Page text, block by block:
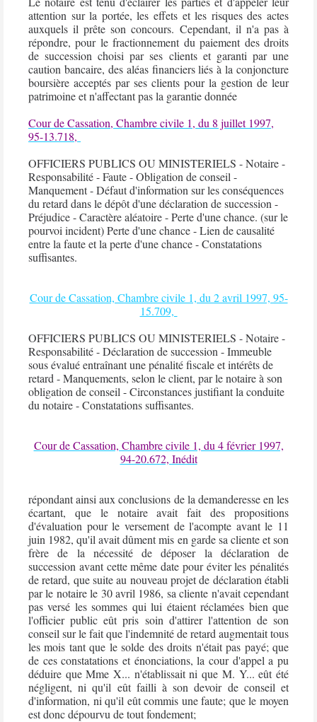
attention sur la portée, les effets et les risques des actes
auxquels il prête son concours. Cependant, il n'a pas à
répondre, pour le fractionnement du paiement des droits
de succession choisi par ses clients et garanti par une
caution bancaire, des aléas financiers liés à la conjoncture
boursière acceptés par ses clients pour la gestion de leur
patrimoine et n'affectant pas la garantie donnée
Cour de Cassation, Chambre civile 1, du 8 juillet 1997,
95-13.718,
OFFICIERS PUBLICS OU MINISTERIELS -Notaire-
Responsabilité -Faute- Obligation de conseil -
Manquement - Défaut d'information sur les conséquences
du retard dans le dépôt d'unedéclaration de succession -
Préjudice - Caractère aléatoire - Perte d'une chance. (sur le
pourvoi incident) Perte d'une chance - Lien de causalité
entre la fauteet la perte d'une chance - Constatations
suffisantes.
Cour de Cassation, Chambre civile 1, du 2 avril 1997, 95-
15.709,
OFFICIERS PUBLICS OU MINISTERIELS -Notaire-
Responsabilité -Déclaration de succession - Immeuble
sous évalué entraînant une pénalité fiscale et intérêts de
retard - Manquements, selon le client, par lenotaireà son
obligation de conseil - Circonstances justifiant la conduite
du notaire- Constatations suffisantes.
Cour de Cassation, Chambre civile 1, du 4 février 1997,
94-20.672, Inédit
répondant ainsi aux conclusions de la demanderesse en les
écartant, que le notaireavait fait des propositions
d'évaluation pour le versement de l'acompte avant le 11
juin 1982, qu'il avait dûment mis en garde sa cliente et son
frère de la nécessité de déposer la déclaration de
succession avant cette même date pour éviter les pénalités
de retard, que suite au nouveau projet de déclaration établi
par le notairele 30 avril 1986, sa cliente n'avait cependant
pas versé les sommes qui lui étaient réclamées bien que
l'officier public eût pris soin d'attirer l'attention de son
conseil sur le fait que l'indemnité de retard augmentait tous
les mois tant que le solde des droits n'était pas payé; que
de ces constatations et énonciations, la cour d'appel a pu
déduire que Mme X... n'établissait ni que M. Y... eût été
négligent, ni qu'il eût failli à son devoir de conseil et
d'information, ni qu'il eût commis unefaute; que le moyen
est donc dépourvu de tout fondement;